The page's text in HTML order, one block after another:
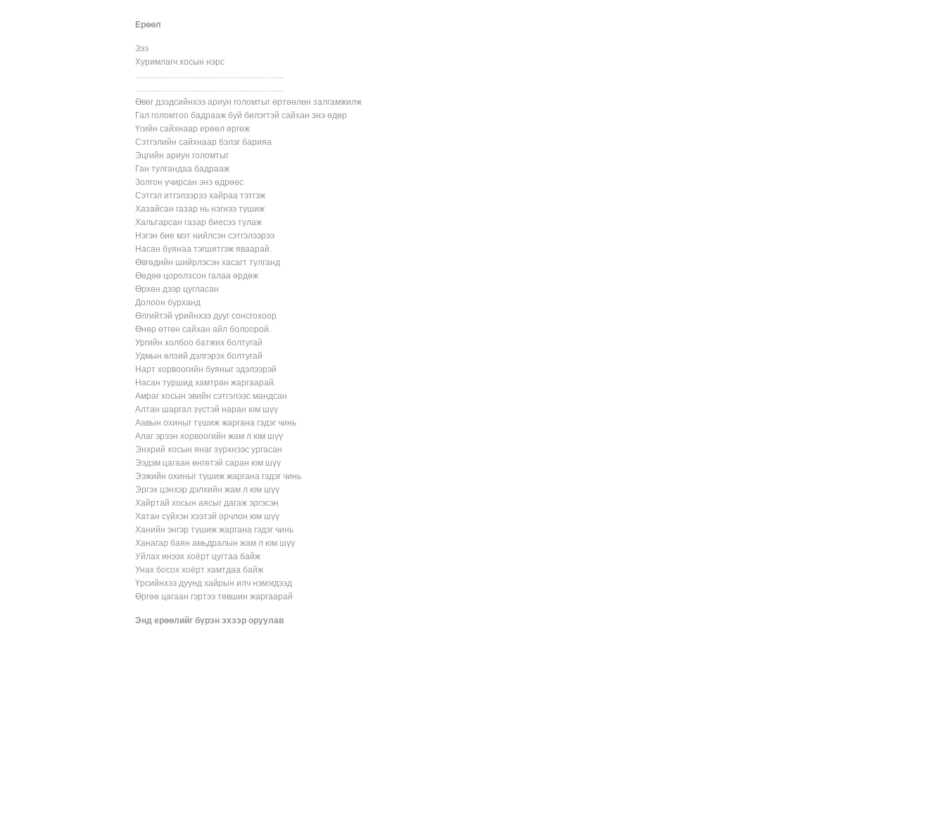
Ерөөл
Зээ
Хуримлагч хосын нэрс
Өвөг дээдсийнхээ ариун голомтыг өртөөлөн залгамжилж
Гал голомтоо бадрааж буй билэгтэй сайхан энэ өдөр
Үгийн сайхнаар ерөөл өргөж
Сэтгэлийн сайхнаар бэлэг барияа
Эцгийн ариун голомтыг
Ган тулгандаа бадрааж
Золгон учирсан энэ өдрөөс
Сэтгэл итгэлээрээ хайраа тэтгэж
Хазайсан газар нь нэгнээ түшиж
Хальтарсан газар биесээ тулаж
Нэгэн бие мэт нийлсэн сэтгэлээрээ
Насан буянаа тэгшитгэж яваарай.
Өвгөдийн шийрлэсэн хасагт тулганд
Өөдөө цоролзсон галаа өрдөж
Өрхөн дээр цугласан
Долоон бурханд
Өлгийтэй үрийнхээ дууг сонсгохоор
Өнөр өтгөн сайхан айл болоорой.
Ургийн холбоо батжих болтугай
Удмын өлзий дэлгэрэх болтугай
Нарт хорвоогийн буяныг эдэлээрэй
Насан туршид хамтран жаргаарай.
Амраг хосын эвийн сэтгэлээс мандсан
Алтан шаргал зүстэй наран юм шүү
Аавын охиныг түшиж жаргана гэдэг чинь
Алаг эрээн хорвоогийн жам л юм шүү
Энхрий хосын янаг зүрхнээс ургасан
Ээдэм цагаан өнгөтэй саран юм шүү
Ээжийн охиныг түшиж жаргана гэдэг чинь
Эргэх цэнхэр дэлхийн жам л юм шүү
Хайртай хосын аясыг дагаж эргэсэн
Хатан сүйхэн хээтэй орчлон юм шүү
Ханийн энгэр түшиж жаргана гэдэг чинь
Ханагар баян амьдралын жам л юм шүү
Уйлах инээх хоёрт цугтаа байж
Унах босох хоёрт хамтдаа байж
Үрсийнхээ дуунд хайрын илч нэмэгдээд
Өргөө цагаан гэртээ төвшин жаргаарай
Энд ерөөлийг бүрэн эхээр оруулав